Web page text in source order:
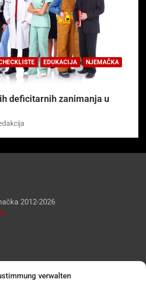
verwalten
EDUKACIJA
NJEMAČKA
deficitarnih zanimanja u
2012-2026